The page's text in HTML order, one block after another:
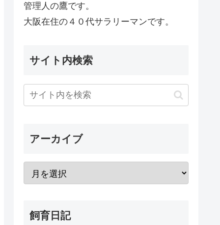
管理人の鷹です。
大阪在住の４０代サラリーマンです。
サイト内検索
アーカイブ
飼育日記